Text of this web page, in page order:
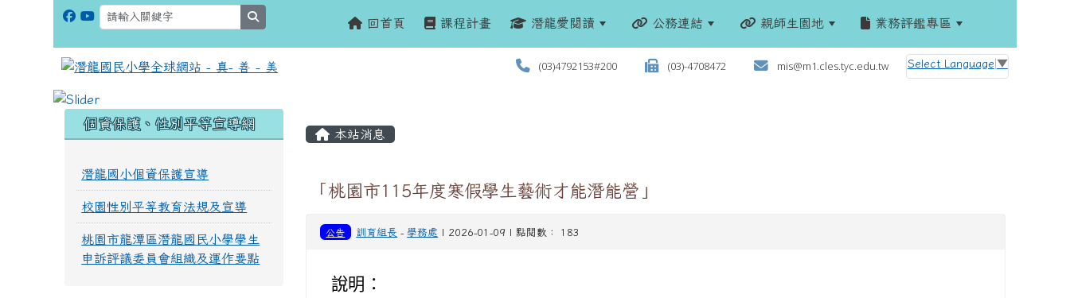
回首頁 課程計畫 潛龍愛閱讀 公務連結 親師生園地 業務評鑑專區
(03)4792153#200 (03)-4708472 mis@m1.cles.tyc.edu.tw Select Language ▼
本站消息
「桃園市115年度寒假學生藝術才能潛能營」
公告 訓育組長 - 學務處 | 2026-01-09 | 點閱數： 183
說明：
個資保護、性別平等宣導網
潛龍國小個資保護宣導
校園性別平等教育法規及宣導
桃園市龍潭區潛龍國民小學學生
申訴評議委員會組織及運作要點